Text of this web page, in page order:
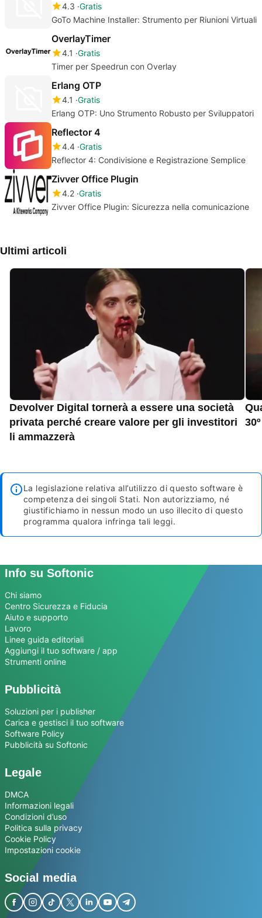
4.3 Gratis
GoTo Machine Installer: Strumento per Riunioni Virtuali
OverlayTimer
4.1 Gratis
Timer per Speedrun con Overlay
Erlang OTP
4.1 Gratis
Erlang OTP: Uno Strumento Robusto per Sviluppatori
Reflector 4
4.4 Gratis
Reflector 4: Condivisione e Registrazione Semplice
Zivver Office Plugin
4.2 Gratis
Zivver Office Plugin: Sicurezza nella comunicazione
Ultimi articoli
Devolver Digital tornerà a essere una società
privata perché creare valore per gli investitori
li ammazzerà
La legislazione relativa all’utilizzo di questo software è
competenza dei singoli Stati. Non autorizziamo, né
giustifichiamo in nessun modo un uso illecito di questo
programma qualora infringa tali leggi.
Info su Softonic
Chi siamo
Centro Sicurezza e Fiducia
Aiuto e supporto
Lavoro
Linee guida editoriali
Aggiungi il tuo software / app
Strumenti online
Pubblicità
Soluzioni per i publisher
Carica e gestisci il tuo software
Software Policy
Pubblicità su Softonic
Legale
DMCA
Informazioni legali
Condizioni d’uso
Politica sulla privacy
Cookie Policy
Impostazioni cookie
Social media